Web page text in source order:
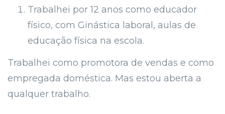
Trabalhei por 12 anos como educador
físico, com Ginástica laboral, aulas de
educação física na escola.
Trabalhei como promotora de vendas e como
empregada doméstica. Mas estou aberta a
qualquer trabalho.